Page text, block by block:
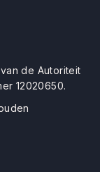
de Autoriteit
12020650.